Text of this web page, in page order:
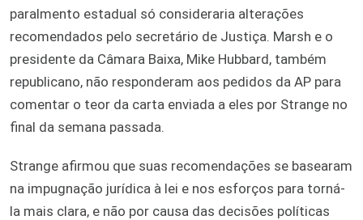
paralmento estadual só consideraria alterações
recomendados pelo secretário de Justiça. Marsh e o
presidente da Câmara Baixa, Mike Hubbard, também
republicano, não responderam aos pedidos da AP para
comentar o teor da carta enviada a eles por Strange no
final da semana passada.
Strange afirmou que suas recomendações se basearam
na impugnação jurídica à lei e nos esforços para torná-
la mais clara, e não por causa das decisões políticas